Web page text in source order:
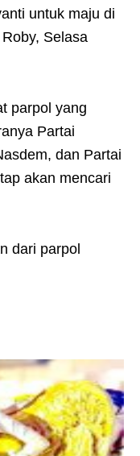
untuk maju di
Selasa
parpol yang
Partai
dan Partai
akan mencari
dari parpol